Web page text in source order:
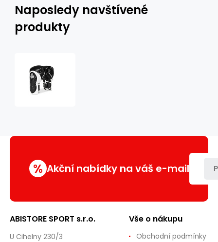
Naposledy navštívené
produkty
% Akční nabídky na váš e-mail
ABISTORE SPORT s.r.o.
U Cihelny 230/3
Vše o nákupu
Obchodní podmínky